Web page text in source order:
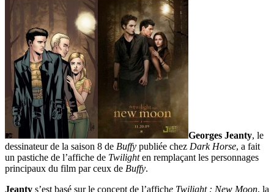
Georges Jeanty, le
dessinateur de la saison 8 de Buffy publiée chez Dark Horse, a fait
un pastiche de l’affiche de Twilighten remplaçant les personnages
principaux du film par ceux de Buffy.
Jeanty s’est basé sur le concept de l’affiche Twilight : New Moon, la